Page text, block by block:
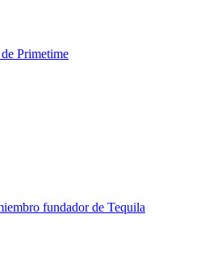
Primetime
fundador de Tequila